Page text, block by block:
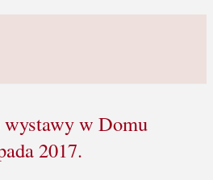
wystawy w Domu
2017.